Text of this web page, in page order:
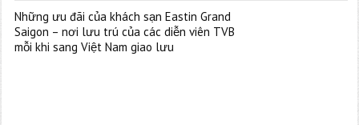
Những ưu đãi của khách sạn Eastin Grand
Saigon – nơi lưu trú của các diễn viên TVB
mỗi khi sang Việt Nam giao lưu